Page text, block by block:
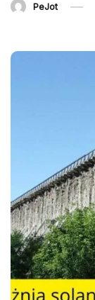
PeJot